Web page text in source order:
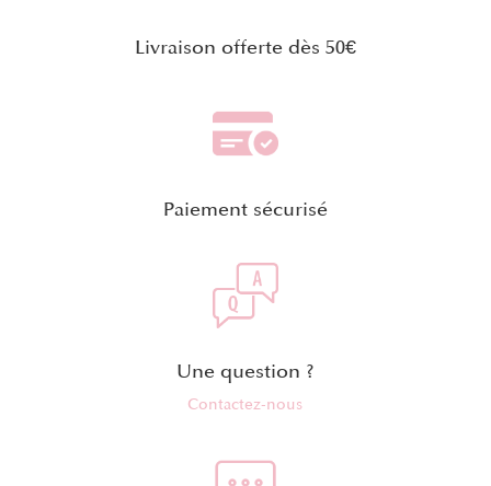
Livraison offerte dès 50€
Paiement sécurisé
Une question ?
Contactez-nous